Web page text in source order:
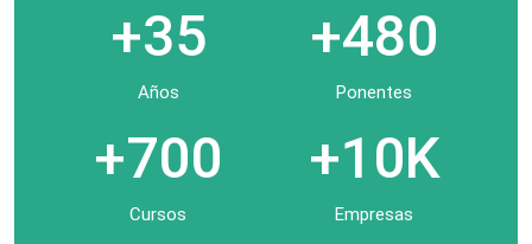
+35
Años
+480
Ponentes
+700
Cursos
+10K
Empresas